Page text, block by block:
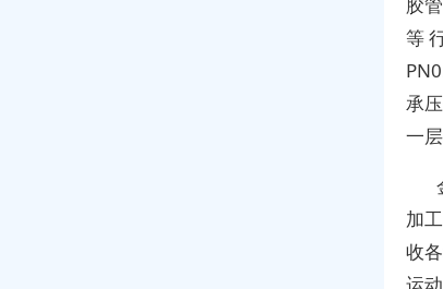
等
承
一
加
收